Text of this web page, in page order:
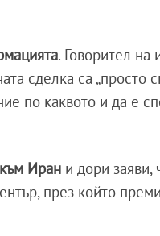
. Говорител на
сделка са „просто
по каквото и да е
Иран и дори заяви,
през който